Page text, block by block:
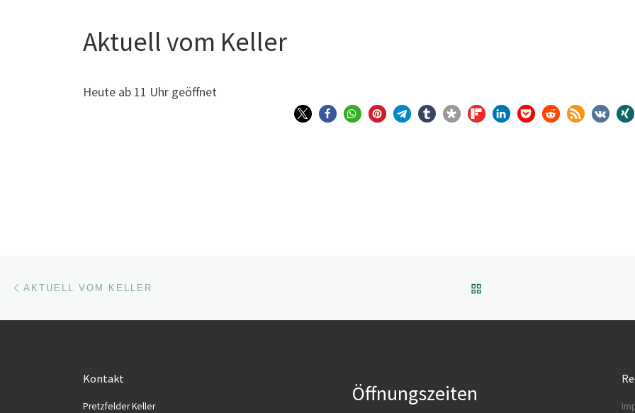
Aktuell vom Keller
Heu­te ab 11 Uhr geöffnet
Beitragsnavigation
AKTUELL VOM KELLER
Kontakt
Pretz­fel­der Keller
Öffnungszeiten